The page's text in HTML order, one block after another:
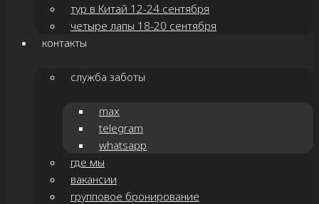
тур в Китай 12-24 сентября
четыре лапы 18-20 сентября
контакты
служба заботы
max
telegram
whatsapp
где мы
вакансии
групповое бронирование